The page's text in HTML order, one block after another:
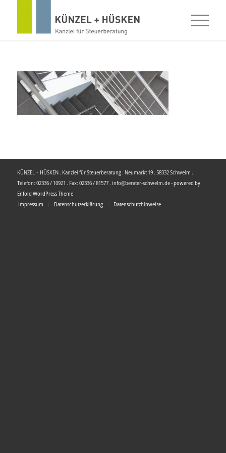
KÜNZEL + HÜSKEN . Kanzlei für Steuerberatung . Neumarkt 19 . 58332 Schwelm .
Telefon: 02336 / 10921 . Fax: 02336 / 81577 . info@berater-schwelm.de -powered by
Enfold WordPress Theme
Impressum
Datenschutzerklärung Datenschutzhinweise